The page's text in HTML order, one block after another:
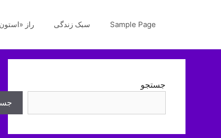
Sample Page سبک زندگی راز
جستجو